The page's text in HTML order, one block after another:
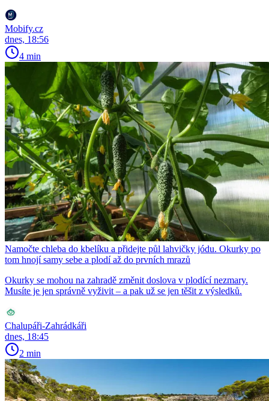
Mobify.cz
dnes, 18:56
4 min
Namočte chleba do kbelíku a přidejte půl lahvičky jódu. Okurky po
tom hnojí samy sebe a plodí až do prvních mrazů
Okurky se mohou na zahradě změnit doslova v plodící nezmary.
Musíte je jen správně vyživit – a pak už se jen těšit z výsledků.
Chalupáři-Zahrádkáři
dnes, 18:45
2 min